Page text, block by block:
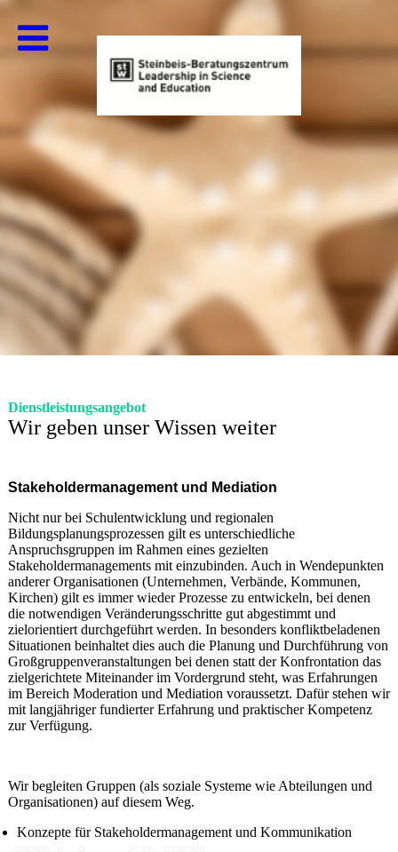
Dienstleistungsangebot
Wir geben unser Wissen weiter
Stakeholdermanagement und Mediation
Nicht nur bei Schulentwicklung und regionalen
Bildungsplanungsprozessen gilt es unterschiedliche
Anspruchsgruppen im Rahmen eines gezielten
Stakeholdermanagements mit einzubinden. Auch in Wendepunkten
anderer Organisationen (Unternehmen, Verbände, Kommunen,
Kirchen) gilt es immer wieder Prozesse zu entwickeln, bei denen
die notwendigen Veränderungsschritte gut abgestimmt und
zielorientiert durchgeführt werden. In besonders konfliktbeladenen
Situationen beinhaltet dies auch die Planung und Durchführung von
Großgruppenveranstaltungen bei denen statt der Konfrontation das
zielgerichtete Miteinander im Vordergrund steht, was Erfahrungen
im Bereich Moderation und Mediation voraussetzt. Dafür stehen wir
mit langjähriger fundierter Erfahrung und praktischer Kompetenz
zur Verfügung.
Wir begleiten Gruppen (als soziale Systeme wie Abteilungen und
Organisationen) auf diesem Weg.
Konzepte für Stakeholdermanagement und Kommunikation